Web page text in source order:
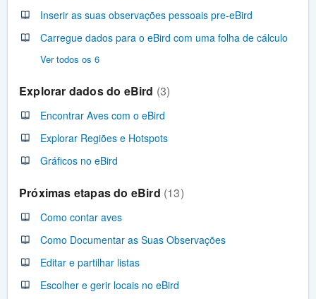
Inserir as suas observações pessoais pre-eBird
Carregue dados para o eBird com uma folha de cálculo
Ver todos os 6
Explorar dados do eBird 3
Encontrar Aves com o eBird
Explorar Regiões e Hotspots
Gráficos no eBird
Próximas etapas do eBird 13
Como contar aves
Como Documentar as Suas Observações
Editar e partilhar listas
Escolher e gerir locais no eBird